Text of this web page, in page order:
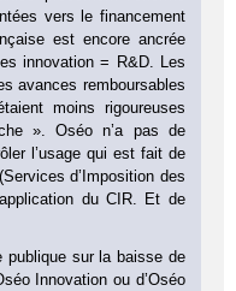
vers le financement
est encore ancrée
innovation = R&D. Les
avances remboursables
moins rigoureuses
». Oséo n’a pas de
l’usage qui est fait de
d’Imposition des
du CIR. Et de
publique sur la baisse de
Innovation ou d’Oséo